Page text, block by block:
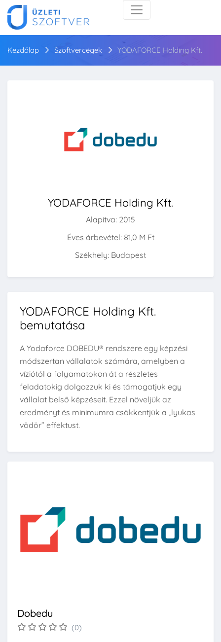
Kezdőlap Szoftvercégek YODAFORCE Holding Kft.
YODAFORCE Holding Kft.
Alapítva: 2015
Éves árbevétel: 81,0 M Ft
Székhely: Budapest
YODAFORCE Holding Kft.
bemutatása
A Yodaforce DOBEDU® rendszere egy képzési
módszertan vállalatok számára, amelyben a
víziótól a folyamatokon át a részletes
feladatokig dolgozzuk ki és támogatjuk egy
vállalat belső képzéseit. Ezzel növeljük az
eredményt és minimumra csökkentjük a „lyukas
vödör” effektust.
Dobedu
(0)